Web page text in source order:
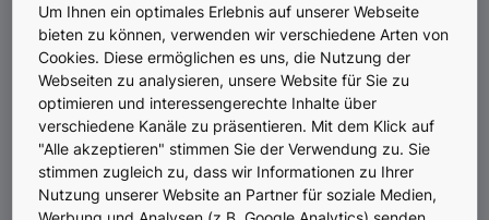
von der Park- in die Ladenebene zu befördern.
Dort sollen sich die Besucher dann aber Zeit
zum Bummeln nehmen.
Verkehr / Infrastruktur
Der Personenfluss an Bahnhöfen und Flughäfen
Um Ihnen ein optimales Erlebnis auf unserer Webseite
bieten zu können, verwenden wir verschiedene Arten von
Cookies. Diese ermöglichen es uns, die Nutzung der
Webseiten zu analysieren, unsere Website für Sie zu
optimieren und interessengerechte Inhalte über
verschiedene Kanäle zu präsentieren. Mit dem Klick auf
"Alle akzeptieren" stimmen Sie der Verwendung zu. Sie
stimmen zugleich zu, dass wir Informationen zu Ihrer
Nutzung unserer Website an Partner für soziale Medien,